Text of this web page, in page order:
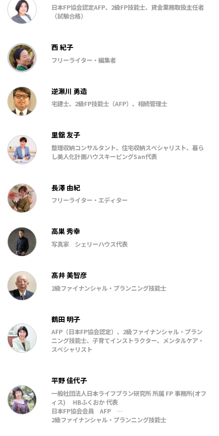
日本FP協会認定AFP、2級FP技能士、貸金業務取扱主任者
（試験合格）
西 紀子
フリーライター・編集者
逆瀬川 勇造
宅建士、2級FP技能士（AFP）、相続管理士
里舘 友子
整理収納コンサルタント、住宅収納スペシャリスト、暮ら
し美人化計画ハウスキーピングSan代表
長澤 由紀
フリーライター・エディター
高巣 秀幸
写真家 シェリーハウス代表
髙井 美智彦
2級ファイナンシャル・プランニング技能士
鶴田 明子
AFP（日本FP協会認定）、2級ファイナンシャル・プラン
ニング技能士、子育てインストラクター、メンタルケア・
スペシャリスト
平野 佳代子
一般社団法人日本ライフプラン研究所 所属 FP 事務所(オフ
ィス) HBふくおか 代表
日本FP協会会員 AFP
2級ファイナンシャル・プランニング技能士